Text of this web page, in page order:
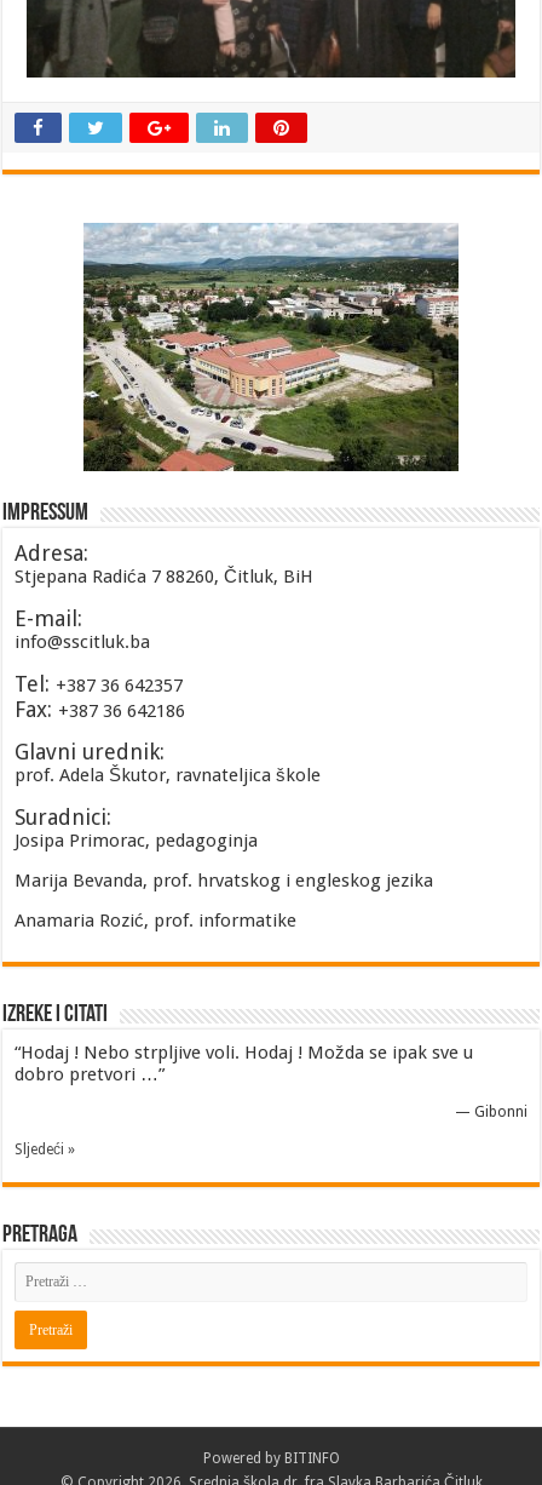
Impressum
Adresa:
Stjepana Radića 7 88260, Čitluk, BiH
E-mail:
info@sscitluk.ba
Tel: +387 36 642357
Fax: +387 36 642186
Glavni urednik:
prof. Adela Škutor, ravnateljica škole
Suradnici:
Josipa Primorac, pedagoginja
Marija Bevanda, prof. hrvatskog i engleskog jezika
Anamaria Rozić, prof. informatike
Izreke i Citati
“Hodaj ! Nebo strpljive voli. Hodaj ! Možda se ipak sve u
dobro pretvori …”
— Gibonni
Sljedeći »
Pretraga
Powered by BITINFO